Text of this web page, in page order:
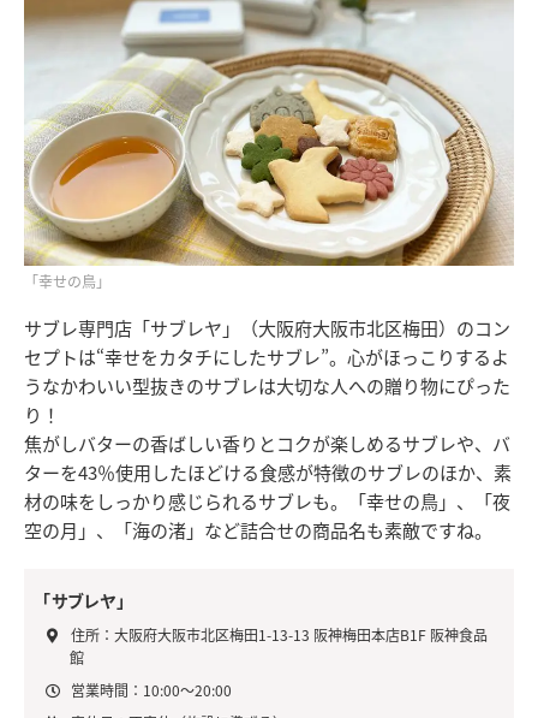
「幸せの鳥」
サブレ専門店「サブレヤ」（大阪府大阪市北区梅田）のコン
セプトは“幸せをカタチにしたサブレ”。心がほっこりするよ
うなかわいい型抜きのサブレは大切な人への贈り物にぴった
り！
焦がしバターの香ばしい香りとコクが楽しめるサブレや、バ
ターを43％使用したほどける食感が特徴のサブレのほか、素
材の味をしっかり感じられるサブレも。「幸せの鳥」、「夜
空の月」、「海の渚」など詰合せの商品名も素敵ですね。
「サブレヤ」
住所：大阪府大阪市北区梅田1-13-13 阪神梅田本店B1F 阪神食品
館
営業時間：10:00～20:00